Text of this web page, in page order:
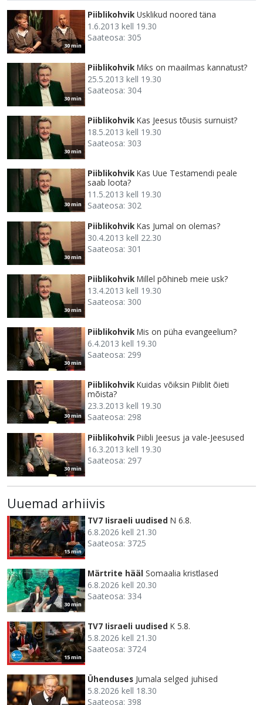
30 min
Piiblikohvik Usklikud noored täna
1.6.2013 kell 19.30
Saateosa: 305
30 min
Piiblikohvik Miks on maailmas kannatust?
25.5.2013 kell 19.30
Saateosa: 304
30 min
Piiblikohvik Kas Jeesus tõusis surnuist?
18.5.2013 kell 19.30
Saateosa: 303
30 min
Piiblikohvik Kas Uue Testamendi peale
saab loota?
11.5.2013 kell 19.30
Saateosa: 302
30 min
Piiblikohvik Kas Jumal on olemas?
30.4.2013 kell 22.30
Saateosa: 301
30 min
Piiblikohvik Millel põhineb meie usk?
13.4.2013 kell 19.30
Saateosa: 300
30 min
Piiblikohvik Mis on püha evangeelium?
6.4.2013 kell 19.30
Saateosa: 299
30 min
Piiblikohvik Kuidas võiksin Piiblit õieti
mõista?
23.3.2013 kell 19.30
Saateosa: 298
30 min
Piiblikohvik Piibli Jeesus ja vale-Jeesused
16.3.2013 kell 19.30
Saateosa: 297
Uuemad arhiivis
15 min
TV7 Iisraeli uudised N 6.8.
6.8.2026 kell 21.30
Saateosa: 3725
30 min
Märtrite hääl Somaalia kristlased
6.8.2026 kell 20.30
Saateosa: 334
15 min
TV7 Iisraeli uudised K 5.8.
5.8.2026 kell 21.30
Saateosa: 3724
Ühenduses Jumala selged juhised
5.8.2026 kell 18.30
Saateosa: 398